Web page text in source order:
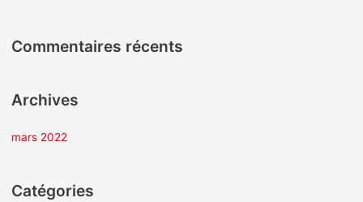
e
Commentaires récents
Archives
mars 2022
Catégories